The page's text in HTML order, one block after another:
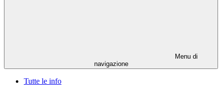
Menu di
navigazione
Tutte le info